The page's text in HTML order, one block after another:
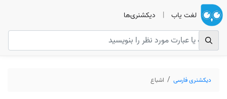
لغت یاب | دیکشنری‌ها
دیکشنری فارسی اشباع